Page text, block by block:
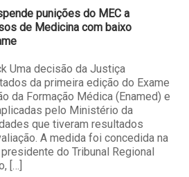
punições do MEC a
de Medicina com baixo
Uma decisão da Justiça
da primeira edição do Exame
da Formação Médica (Enamed) e
pelo Ministério da
que tiveram resultados
A medida foi concedida na
do Tribunal Regional
[…]